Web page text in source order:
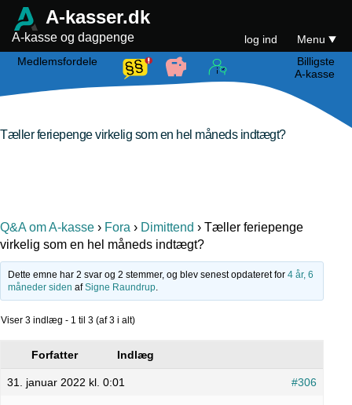
A-kasser.dk
A-kasse og dagpenge log ind
Menu
Medlemsfordele
Billigste
A-kasse
Tæller feriepenge virkelig som en hel måneds indtægt?
Q&A om A-kasse › Fora › Dimittend › Tæller feriepenge
virkelig som en hel måneds indtægt?
Dette emne har 2 svar og 2 stemmer, og blev senest opdateret for4 år, 6
måneder siden afSigne Raundrup.
Viser 3 indlæg - 1 til 3 (af 3 i alt)
Forfatter Indlæg
31. januar 2022 kl. 0:01 #306